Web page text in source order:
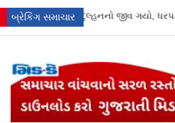
બ્રેકિંગ સમાચાર
ગયો, ધરપકડ બાદ કહ્યું “હું ઘરે જઈ શકું?”